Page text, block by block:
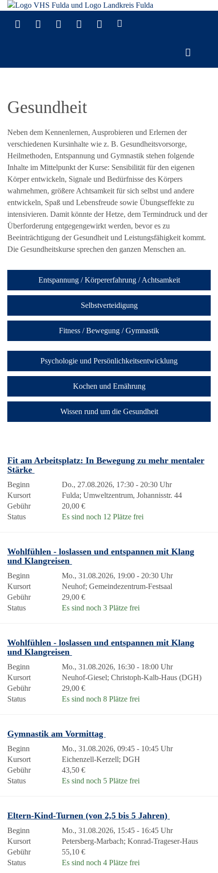
Gesundheit
Neben dem Kennenlernen, Ausprobieren und Erlernen der
verschiedenen Kursinhalte wie z. B. Gesundheitsvorsorge,
Heilmethoden, Entspannung und Gymnastik stehen folgende
Inhalte im Mittelpunkt der Kurse: Sensibilität für den eigenen
Körper entwickeln, Signale und Bedürfnisse des Körpers
wahrnehmen, größere Achtsamkeit für sich selbst und andere
entwickeln, Spaß und Lebensfreude sowie Übungseffekte zu
intensivieren. Damit könnte der Hetze, dem Termindruck und der
Überforderung entgegengewirkt werden, bevor es zu
Beeinträchtigung der Gesundheit und Leistungsfähigkeit kommt.
Die Gesundheitskurse sprechen den ganzen Menschen an.
Entspannung / Körpererfahrung / Achtsamkeit
Selbstverteidigung
Fitness / Bewegung / Gymnastik
Psychologie und Persönlichkeitsentwicklung
Kochen und Ernährung
Wissen rund um die Gesundheit
Fit am Arbeitsplatz: In Bewegung zu mehr mentaler
Stärke
Beginn
Do., 27.08.2026, 17:30 - 20:30 Uhr
Kursort
Fulda; Umweltzentrum, Johannisstr. 44
Gebühr
20,00 €
Status
Es sind noch 12 Plätze frei
Wohlfühlen - loslassen und entspannen mit Klang
und Klangreisen
Beginn
Mo., 31.08.2026, 19:00 - 20:30 Uhr
Kursort
Neuhof; Gemeindezentrum-Festsaal
Gebühr
29,00 €
Status
Es sind noch 3 Plätze frei
Wohlfühlen - loslassen und entspannen mit Klang
und Klangreisen
Beginn
Mo., 31.08.2026, 16:30 - 18:00 Uhr
Kursort
Neuhof-Giesel; Christoph-Kalb-Haus (DGH)
Gebühr
29,00 €
Status
Es sind noch 8 Plätze frei
Gymnastik am Vormittag
Beginn
Mo., 31.08.2026, 09:45 - 10:45 Uhr
Kursort
Eichenzell-Kerzell; DGH
Gebühr
43,50 €
Status
Es sind noch 5 Plätze frei
Eltern-Kind-Turnen (von 2,5 bis 5 Jahren)
Beginn
Mo., 31.08.2026, 15:45 - 16:45 Uhr
Kursort
Petersberg-Marbach; Konrad-Trageser-Haus
Gebühr
55,10 €
Status
Es sind noch 4 Plätze frei